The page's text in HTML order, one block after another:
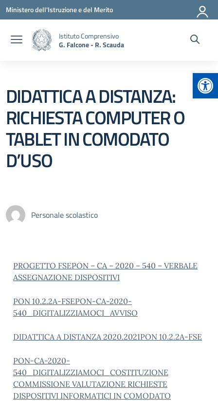
Vai ai contenuti
Vai al menu di navigazione
Vai al footer
Ministero dell'Istruzione e del Merito
Istituto Comprensivo
G. Falcone - R. Scauda
DIDATTICA A DISTANZA:
RICHIESTA COMPUTER O
TABLET IN COMODATO
D’USO
Personale scolastico
PROGETTO FSEPON – CA – 2020 – 540 – VERBALE
ASSEGNAZIONE DISPOSITIVI
PON 10.2.2A-FSEPON-CA-2020-
540_DIGITALIZZIAMOCI_AVVISO
DIDATTICA A DISTANZA 2020.2021PON 10.2.2A-FSE
PON-CA-2020-
540_DIGITALIZZIAMOCI_COSTITUZIONE
COMMISSIONE VALUTAZIONE RICHIESTE
DISPOSITIVI INFORMATICI IN COMODATO